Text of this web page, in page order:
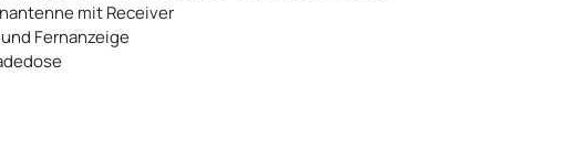
mit Receiver
Fernanzeige